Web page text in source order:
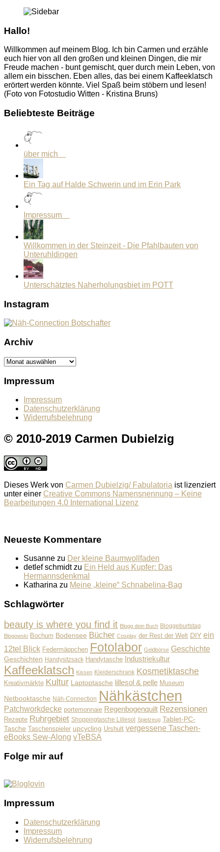
Hallo!
Willkommen auf meinem Blog. Ich bin Carmen und erzähle
euch hier von all den großen und kleinen Dingen, die mir
Freude machen - bunt gemischt, quer durch mein Leben, von
allem ein bisschen. Eben alles, das bei einem Kaffeeklatsch
erörtert werden könnte. Viel Spaß beim stöbern und lesen!
(Foto von Fotostudio Witten - Kristina Bruns)
Beliebteste Beiträge
über mich
Ein Tag auf Halde Schwerin und im Erin Park
Impressum
Willkommen in der Steinzeit - Die Pfahlbauten von
Unteruhldingen
Unterschätztes Naherholungsbiet im POTT
Instagram
Archiv
Archiv
Impressum
Impressum
Datenschutzerklärung
Widerrufsbelehrung
© 2010-2019 Carmen Dubielzig
Dieses Werk von Carmen Dubielzig/ Fabulatoria ist lizenziert
unter einer Creative Commons Namensnennung – Keine
Bearbeitungen 4.0 International Lizenz
Neueste Kommentare
Susanne zu Der kleine Baumwollfaden
detlef schmidtzu Ein Held aus Kupfer: Das
Hermannsdenkmal
Katharina zu Meine „kleine“ Schnabelina-Bag
Schlagwörter
beauty is where you find it Blogg dein Buch Bloggeburtstag
Blogowski Bochum Bodensee Bücher Cosplay der Rest der Welt DIY ein
12tel Blick Federmäppchen Fotolabor Geldbörse Geschichte
Geschichten Handysitzsack Handytasche Industriekultur
Kaffeeklatsch Kissen Kleiderschrank Kosmetiktasche
Kreativmärkte Kultur Laptoptasche lillesol & pelle Museum
Netbooktasche Näh-Connection Nähkästchen
Patchworkdecke portemonnaie Regenbogenquilt Rezensionen
Rezepte Ruhrgebiet Shoppingtasche Lillesol Spielzeug Tablet-PC-
Tasche Taschenspieler upcycling Urshult vergessene Taschen-
eBooks Sew-Along vTeBSA
Folge mir auf
Impressum
Datenschutzerklärung
Impressum
Widerrufsbelehrung